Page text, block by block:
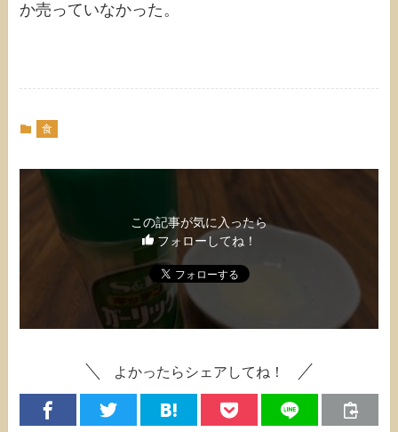
か売っていなかった。
食
この記事が気に入ったら
フォローしてね！
よかったらシェアしてね！